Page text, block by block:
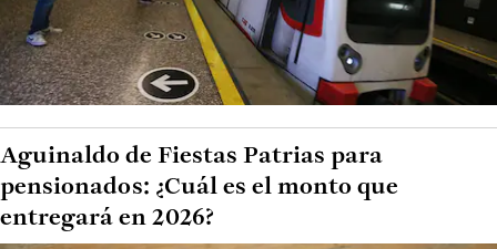
Aguinaldo de Fiestas Patrias para
pensionados: ¿Cuál es el monto que
entregará en 2026?